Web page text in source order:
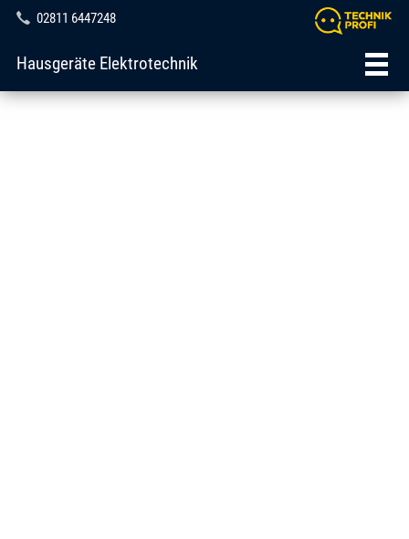
02811 6447248
Hausgeräte Elektrotechnik